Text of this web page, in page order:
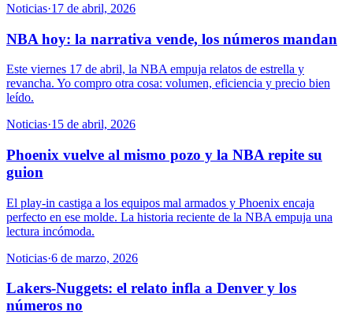
Noticias·17 de abril, 2026
NBA hoy: la narrativa vende, los números mandan
Este viernes 17 de abril, la NBA empuja relatos de estrella y
revancha. Yo compro otra cosa: volumen, eficiencia y precio bien
leído.
Noticias·15 de abril, 2026
Phoenix vuelve al mismo pozo y la NBA repite su
guion
El play-in castiga a los equipos mal armados y Phoenix encaja
perfecto en ese molde. La historia reciente de la NBA empuja una
lectura incómoda.
Noticias·6 de marzo, 2026
Lakers-Nuggets: el relato infla a Denver y los
números no